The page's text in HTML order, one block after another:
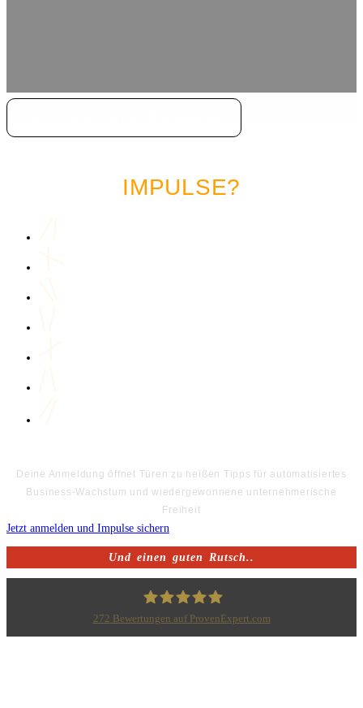
IMPULSE?
Deine Anmeldung öffnet Türen zu heißen Tipps für automatisiertes
Business-Wachstum und wiedergewonnene unternehmerische
Freiheit
Jetzt anmelden und Impulse sichern
Und einen guten Rutsch..
272 Bewertungen auf ProvenExpert.com